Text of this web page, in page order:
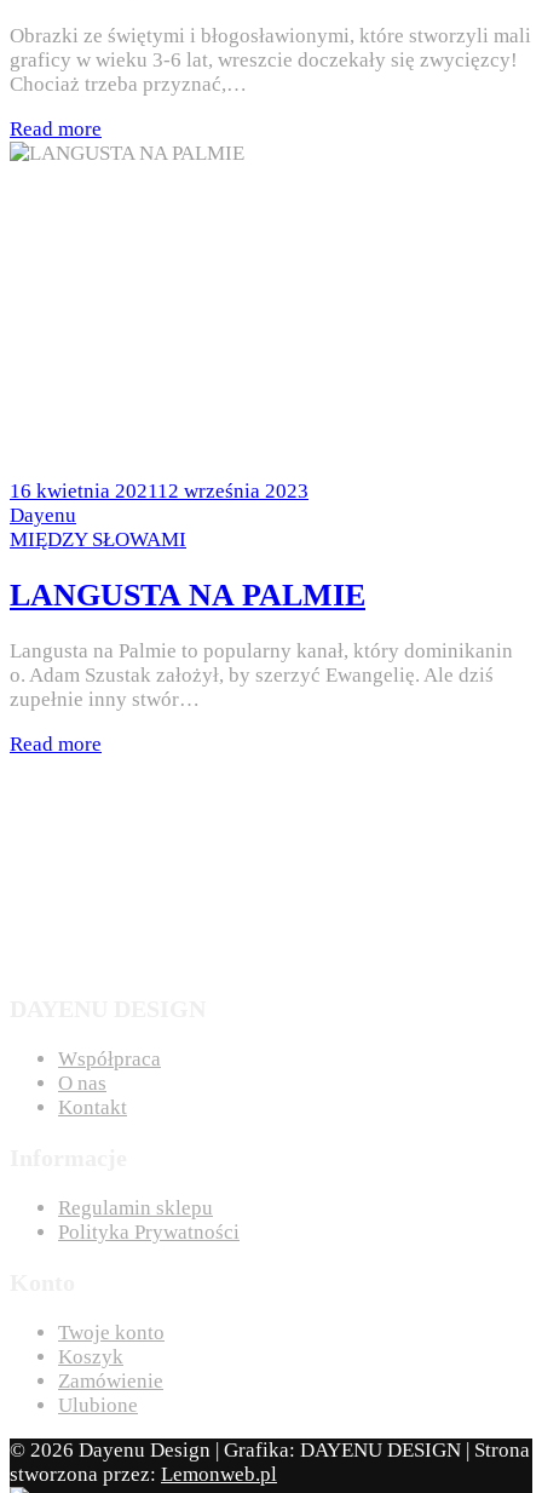
Obrazki ze świętymi i błogosławionymi, które stworzyli mali
graficy w wieku 3-6 lat, wreszcie doczekały się zwycięzcy!
Chociaż trzeba przyznać,…
Read more
Posted
on
16 kwietnia 202112 września 2023
by
Dayenu
Posted
MIĘDZY SŁOWAMI
LANGUSTA NA PALMIE
Langusta na Palmie to popularny kanał, który dominikanin
o. Adam Szustak założył, by szerzyć Ewangelię. Ale dziś
zupełnie inny stwór…
Read more
Współpraca
O nas
Kontakt
Regulamin sklepu
Polityka Prywatności
Twoje konto
Koszyk
Zamówienie
Ulubione
© 2026 Dayenu Design | Grafika: DAYENU DESIGN | Strona
stworzona przez: Lemonweb.pl